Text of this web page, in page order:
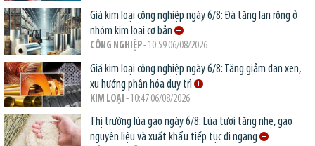
Giá kim loại công nghiệp ngày 6/8: Đà tăng lan rộng ở
nhóm kim loại cơ bản
CÔNG NGHIỆP- 10:59 06/08/2026
Giá kim loại công nghiệp ngày 6/8: Tăng giảm đan xen,
xu hướng phân hóa duy trì
KIM LOẠI - 10:47 06/08/2026
Thị trường lúa gạo ngày 6/8: Lúa tươi tăng nhẹ, gạo
nguyên liệu và xuất khẩu tiếp tục đi ngang